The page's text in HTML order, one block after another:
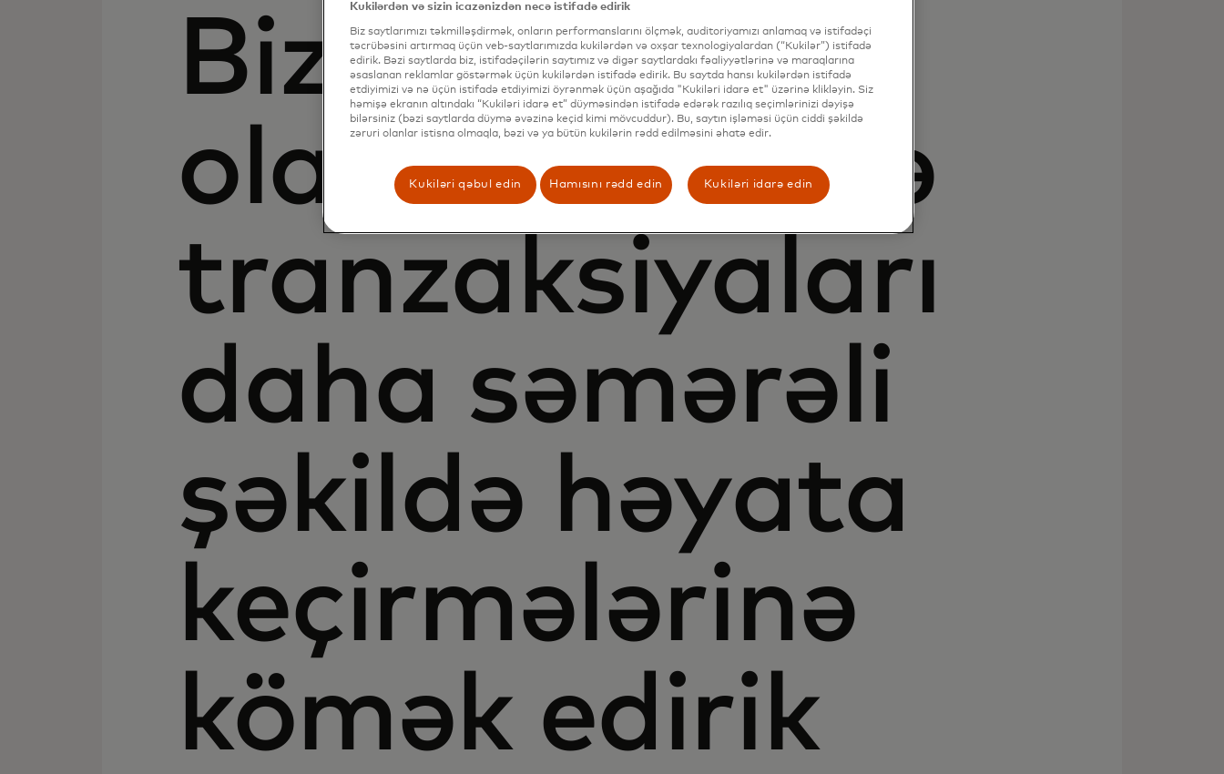
Biz hər ölçüdə
olan bizneslərə
tranzaksiyaları
daha səmərəli
şəkildə həyata
keçirmələrinə
kömək edirik
Kukilərdən və sizin icazənizdən necə istifadə edirik
Biz saytlarımızı təkmilləşdirmək, onların performanslarını ölçmək, auditoriyamızı anlamaq və istifadəçi
təcrübəsini artırmaq üçün veb-saytlarımızda kukilərdən və oxşar texnologiyalardan (“Kukilər”) istifadə
edirik. Bəzi saytlarda biz, istifadəçilərin saytımız və digər saytlardakı fəaliyyətlərinə və maraqlarına
əsaslanan reklamlar göstərmək üçün kukilərdən istifadə edirik. Bu saytda hansı kukilərdən istifadə
etdiyimizi və nə üçün istifadə etdiyimizi öyrənmək üçün aşağıda "Kukiləri idarə et" üzərinə klikləyin. Siz
həmişə ekranın altındakı “Kukiləri idarə et” düyməsindən istifadə edərək razılıq seçimlərinizi dəyişə
bilərsiniz (bəzi saytlarda düymə əvəzinə keçid kimi mövcuddur). Bu, saytın işləməsi üçün ciddi şəkildə
zəruri olanlar istisna olmaqla, bəzi və ya bütün kukilərin rədd edilməsini əhatə edir.
Kukiləri qəbul edin Hamısını rədd edin Kukiləri idarə edin